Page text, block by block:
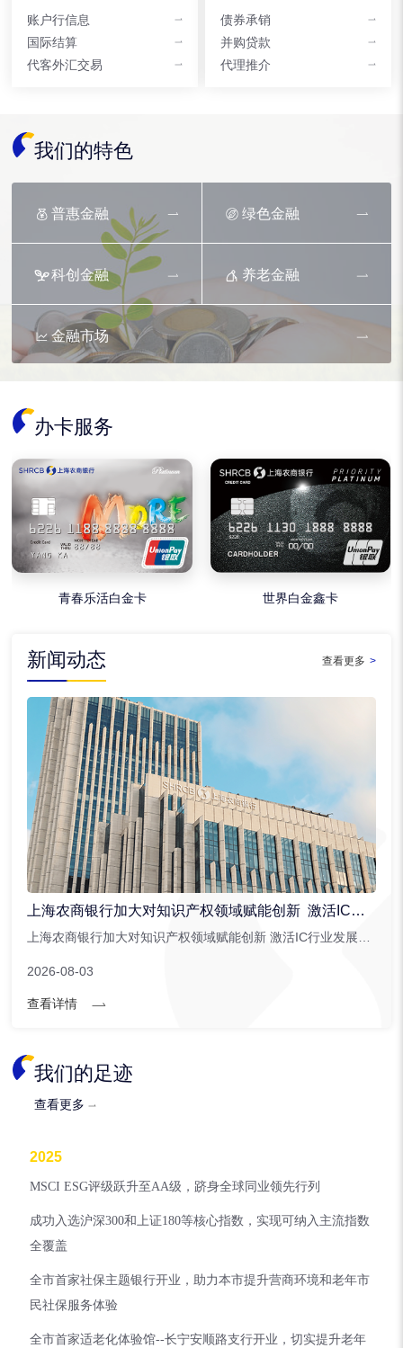
账户行信息
国际结算
代客外汇交易
债券承销
并购贷款
代理推介
我们的特色
普惠金融 绿色金融
科创金融 养老金融
金融市场
办卡服务
青春乐活白金卡 世界白金鑫卡
新闻动态 查看更多 >
上海农商银行加大对知识产权领域赋能创新 激活IC行业发展潜能
2026-08-03
查看详情
我们的足迹
查看更多
2025
MSCI ESG评级跃升至AA级，跻身全球同业领先行列
成功入选沪深300和上证180等核心指数，实现可纳入主流指数
全覆盖
全市首家社保主题银行开业，助力本市提升营商环境和老年市
民社保服务体验
全市首家适老化体验馆--长宁安顺路支行开业，切实提升老年